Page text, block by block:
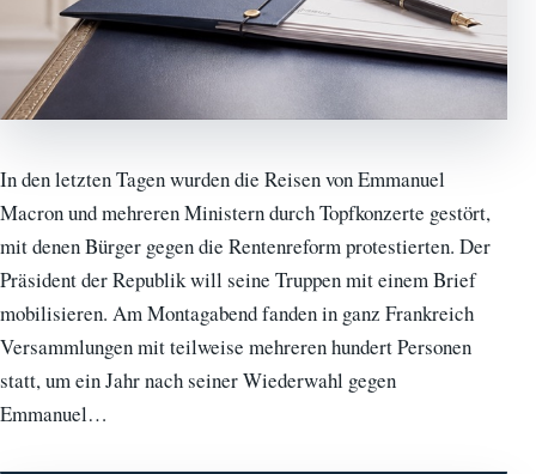
In den letzten Tagen wurden die Reisen von Emmanuel
Macron und mehreren Ministern durch Topfkonzerte gestört,
mit denen Bürger gegen die Rentenreform protestierten. Der
Präsident der Republik will seine Truppen mit einem Brief
mobilisieren. Am Montagabend fanden in ganz Frankreich
Versammlungen mit teilweise mehreren hundert Personen
statt, um ein Jahr nach seiner Wiederwahl gegen
Emmanuel…